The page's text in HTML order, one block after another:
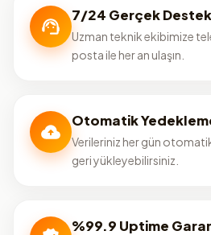
7/24 Gerçek Destek
Uzman teknik ekibimize
posta ile her an ulaşın.
Otomatik
Verileriniz her gün
geri yükleyebilirsiniz.
%99.9 Uptime